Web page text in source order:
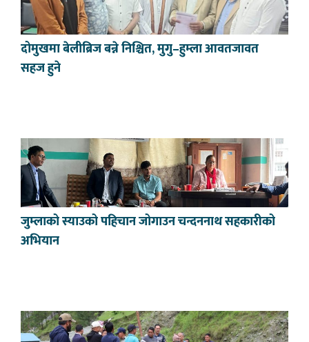
दोमुखमा बेलीब्रिज बन्ने निश्चित, मुगु–हुम्ला आवतजावत
सहज हुने
जुम्लाको स्याउको पहिचान जोगाउन चन्दननाथ सहकारीको
अभियान